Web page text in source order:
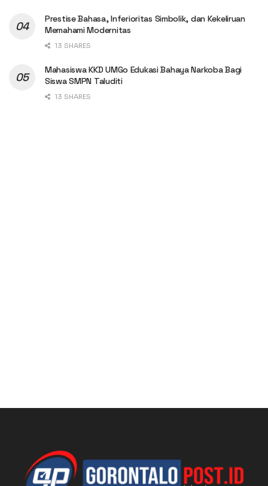
Prestise Bahasa, Inferioritas Simbolik, dan Kekeliruan
Memahami Modernitas
13 SHARES
Mahasiswa KKD UMGo Edukasi Bahaya Narkoba Bagi
Siswa SMPN Taluditi
13 SHARES